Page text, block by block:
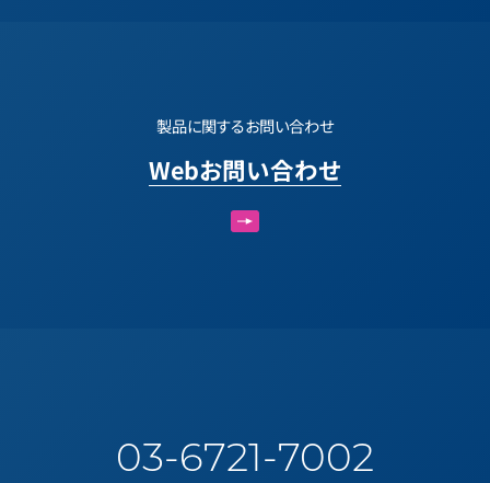
製品に関するお問い合わせ
Webお問い合わせ
03-6721-7002